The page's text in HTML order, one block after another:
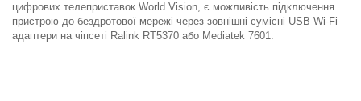
цифрових телеприставок World Vision, є можливість підключення
пристрою до бездротової мережі через зовнішні сумісні USB Wi-Fi
адаптери на чіпсеті Ralink RT5370 або Mediatek 7601.